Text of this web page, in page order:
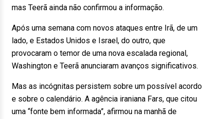
mas Teerã ainda não confirmou a informação.
Após uma semana com novos ataques entre Irã, de um
lado, e Estados Unidos e Israel, do outro, que
provocaram o temor de uma nova escalada regional,
Washington e Teerã anunciaram avanços significativos.
Mas as incógnitas persistem sobre um possível acordo
e sobre o calendário. A agência iraniana Fars, que citou
uma “fonte bem informada”, afirmou na manhã de